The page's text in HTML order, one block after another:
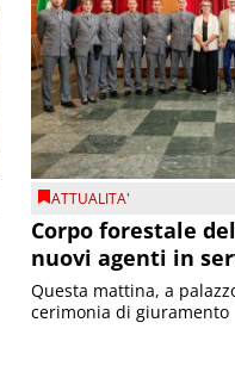
ATTUALITA'
Corpo forestale
nuovi agenti in
Questa mattina, a
cerimonia di giuramento